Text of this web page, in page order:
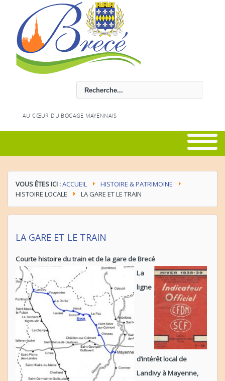
AU CŒUR DU BOCAGE MAYENNAIS
VOUS ÊTES ICI :ACCUEIL
HISTOIRE & PATRIMOINE
HISTOIRE LOCALE
LA GARE ET LE TRAIN
LA GARE ET LE TRAIN
Courte histoire du train et de la gare de Brecé
La
ligne
d’intérêt local de
Landivy à Mayenne,